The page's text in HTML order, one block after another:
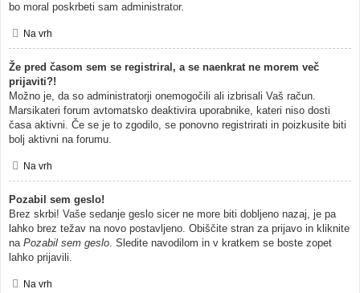
bo moral poskrbeti sam administrator.
Na vrh
Že pred časom sem se registriral, a se naenkrat ne morem več
prijaviti?!
Možno je, da so administratorji onemogočili ali izbrisali Vaš račun.
Marsikateri forum avtomatsko deaktivira uporabnike, kateri niso dosti
časa aktivni. Če se je to zgodilo, se ponovno registrirati in poizkusite biti
bolj aktivni na forumu.
Na vrh
Pozabil sem geslo!
Brez skrbi! Vaše sedanje geslo sicer ne more biti dobljeno nazaj, je pa
lahko brez težav na novo postavljeno. Obiščite stran za prijavo in kliknite
na Pozabil sem geslo. Sledite navodilom in v kratkem se boste zopet
lahko prijavili.
Na vrh